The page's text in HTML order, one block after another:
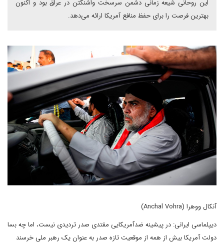
این روحانی شیعه زمانی دشمن سرسخت واشنگتن در عراق بود و اکنون
بهترین فرصت را برای حفظ منافع آمریکا ارائه می‌دهد.
آنکال ووهرا (Anchal Vohra)
دیپلماسی ایرانی: در پیشینه‌ ضدآمریکایی مقتدی صدر تردیدی نیست، اما چه بسا
دولت آمریکا بیش از همه از موقعیت تازه‌ صدر به عنوان یک رهبر ملی خرسند